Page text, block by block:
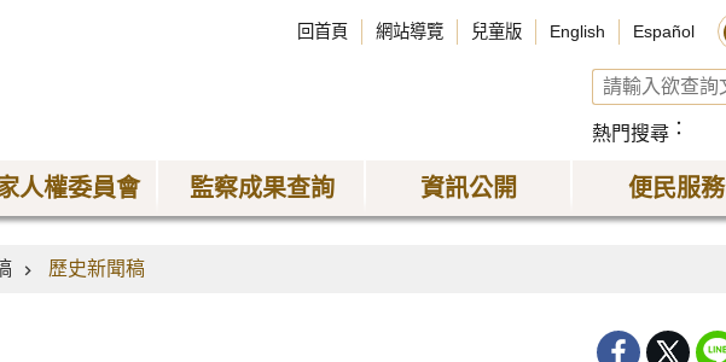
回首頁 網站導覽 兒童版 English Español
熱門搜尋
人權委員會 監察成果查詢 資訊公開 便民服務
歷史新聞稿